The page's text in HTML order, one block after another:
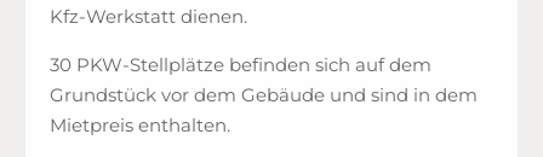
Kfz-Werkstatt dienen.
30 PKW-Stellplätze befinden sich auf dem
Grundstück vor dem Gebäude und sind in dem
Mietpreis enthalten.